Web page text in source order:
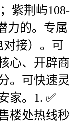
紫荆屿108-
力的。专属
对接）。可
心、开辟商
。可快速灵
家。1. ✅
楼处热线秒